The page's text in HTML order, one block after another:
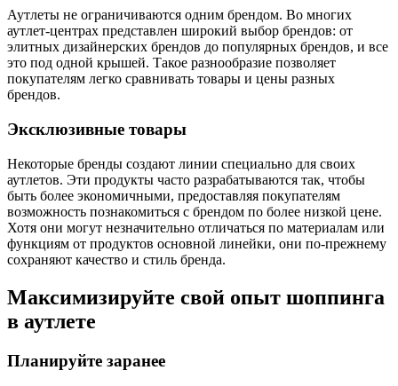
Аутлеты не ограничиваются одним брендом. Во многих
аутлет-центрах представлен широкий выбор брендов: от
элитных дизайнерских брендов до популярных брендов, и все
это под одной крышей. Такое разнообразие позволяет
покупателям легко сравнивать товары и цены разных
брендов.
Эксклюзивные товары
Некоторые бренды создают линии специально для своих
аутлетов. Эти продукты часто разрабатываются так, чтобы
быть более экономичными, предоставляя покупателям
возможность познакомиться с брендом по более низкой цене.
Хотя они могут незначительно отличаться по материалам или
функциям от продуктов основной линейки, они по-прежнему
сохраняют качество и стиль бренда.
Максимизируйте свой опыт шоппинга
в аутлете
Планируйте заранее